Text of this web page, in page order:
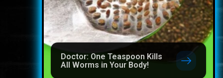
Doctor: One Teaspoon Kills
All Worms in Your Body!